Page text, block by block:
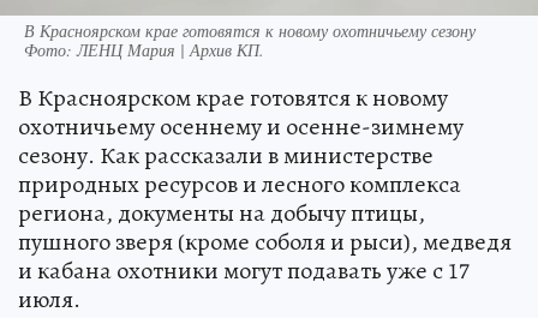
В Красноярском крае готовятся к новому охотничьему сезону
Фото:ЛЕНЦ Мария | Архив КП.
В Красноярском крае готовятся к новому
охотничьему осеннему и осенне-зимнему
сезону. Как рассказали в министерстве
природных ресурсов и лесного комплекса
региона, документы на добычу птицы,
пушного зверя (кроме соболя и рыси), медведя
и кабана охотники могут подавать уже с 17
июля.